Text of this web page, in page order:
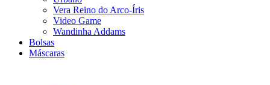
Vera Reino do Arco-Íris
Video Game
Wandinha Addams
Bolsas
Máscaras